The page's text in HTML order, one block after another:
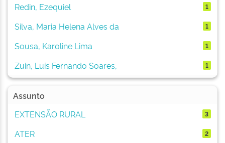
Redin, Ezequiel 1
Silva, Maria Helena Alves da 1
Sousa, Karoline Lima 1
Zuin, Luís Fernando Soares, 1
Assunto
EXTENSÃO RURAL
3
ATER 2